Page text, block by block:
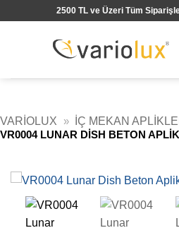
2500 TL ve Üzeri Tüm
VARIOLUX » İÇ MEKAN
VR0004 LUNAR DISH BETON APLIK